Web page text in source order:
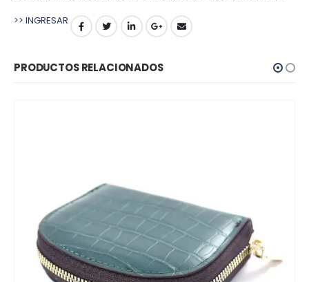
>> INGRESAR
PRODUCTOS RELACIONADOS